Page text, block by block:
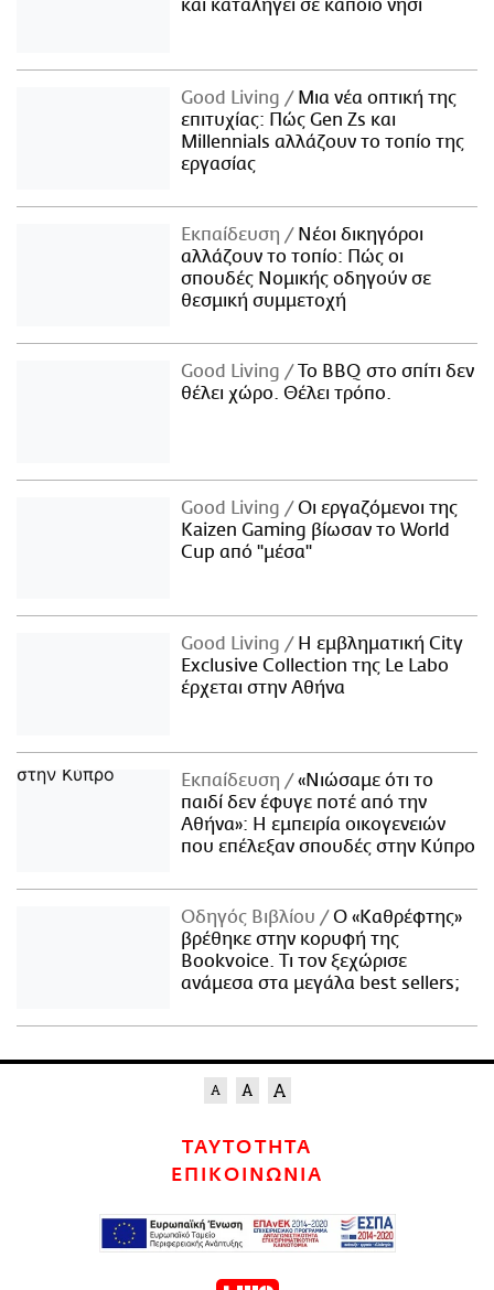
και καταλήγει σε κάποιο νησί
Good Living
Μια νέα οπτική της
επιτυχίας: Πώς Gen Zs και
Millennials αλλάζουν το τοπίο της
εργασίας
Εκπαίδευση
Νέοι δικηγόροι
αλλάζουν το τοπίο: Πώς οι
σπουδές Νομικής οδηγούν σε
θεσμική συμμετοχή
Good Living
Το BBQ στο σπίτι δεν
θέλει χώρο. Θέλει τρόπο.
Good Living
Οι εργαζόμενοι της
Kaizen Gaming βίωσαν το World
Cup από "μέσα"
Good Living
Η εμβληματική City
Exclusive Collection της Le Labo
έρχεται στην Αθήνα
Εκπαίδευση
«Νιώσαμε ότι το
παιδί δεν έφυγε ποτέ από την
Αθήνα»: Η εμπειρία οικογενειών
που επέλεξαν σπουδές στην Κύπρο
Οδηγός Βιβλίου
Ο «Καθρέφτης»
βρέθηκε στην κορυφή της
Bookvoice. Τι τον ξεχώρισε
ανάμεσα στα μεγάλα best sellers;
ΤΑΥΤΟΤΗΤΑ
ΕΠΙΚΟΙΝΩΝΙΑ